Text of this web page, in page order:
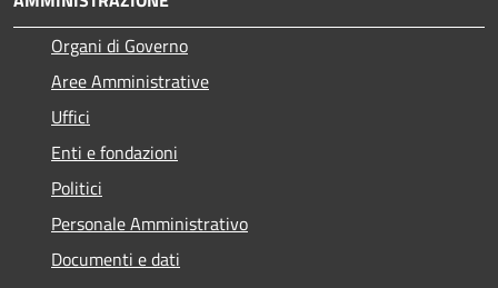
Organi di Governo
Aree Amministrative
Uffici
Enti e fondazioni
Politici
Personale Amministrativo
Documenti e dati